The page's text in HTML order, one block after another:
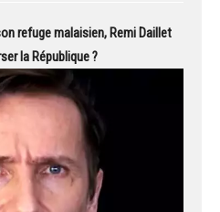
refuge malaisien, Remi Daillet
la République ?